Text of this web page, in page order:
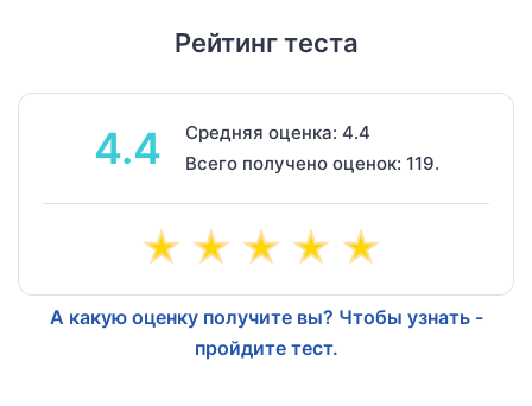
Рейтинг теста
4.4
Средняя оценка: 4.4
Всего получено оценок: 119.
А какую оценку получите вы? Чтобы узнать -
пройдите тест.